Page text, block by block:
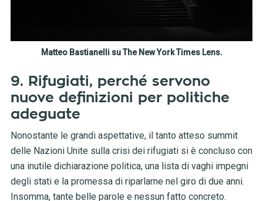
Matteo Bastianelli su The New York Times Lens.
9. Rifugiati, perché servono
nuove definizioni per politiche
adeguate
Nonostante le grandi aspettative, il tanto atteso summit
delle Nazioni Unite sulla crisi dei rifugiati si è concluso con
una inutile dichiarazione politica, una lista di vaghi impegni
degli stati e la promessa di riparlarne nel giro di due anni.
Insomma, tante belle parole e nessun fatto concreto.